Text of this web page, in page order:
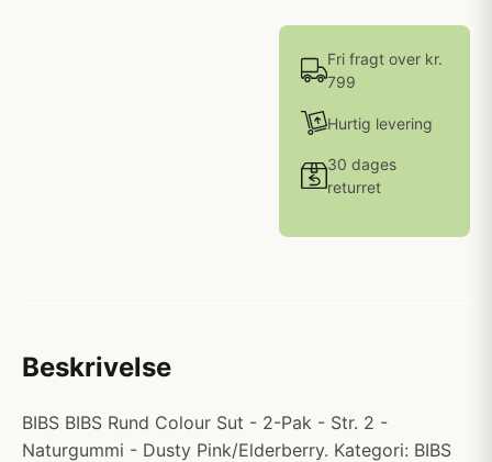
Fri fragt over kr.
799
Hurtig levering
30 dages
returret
Beskrivelse
BIBS BIBS Rund Colour Sut - 2-Pak - Str. 2 -
Naturgummi - Dusty Pink/Elderberry. Kategori: BIBS